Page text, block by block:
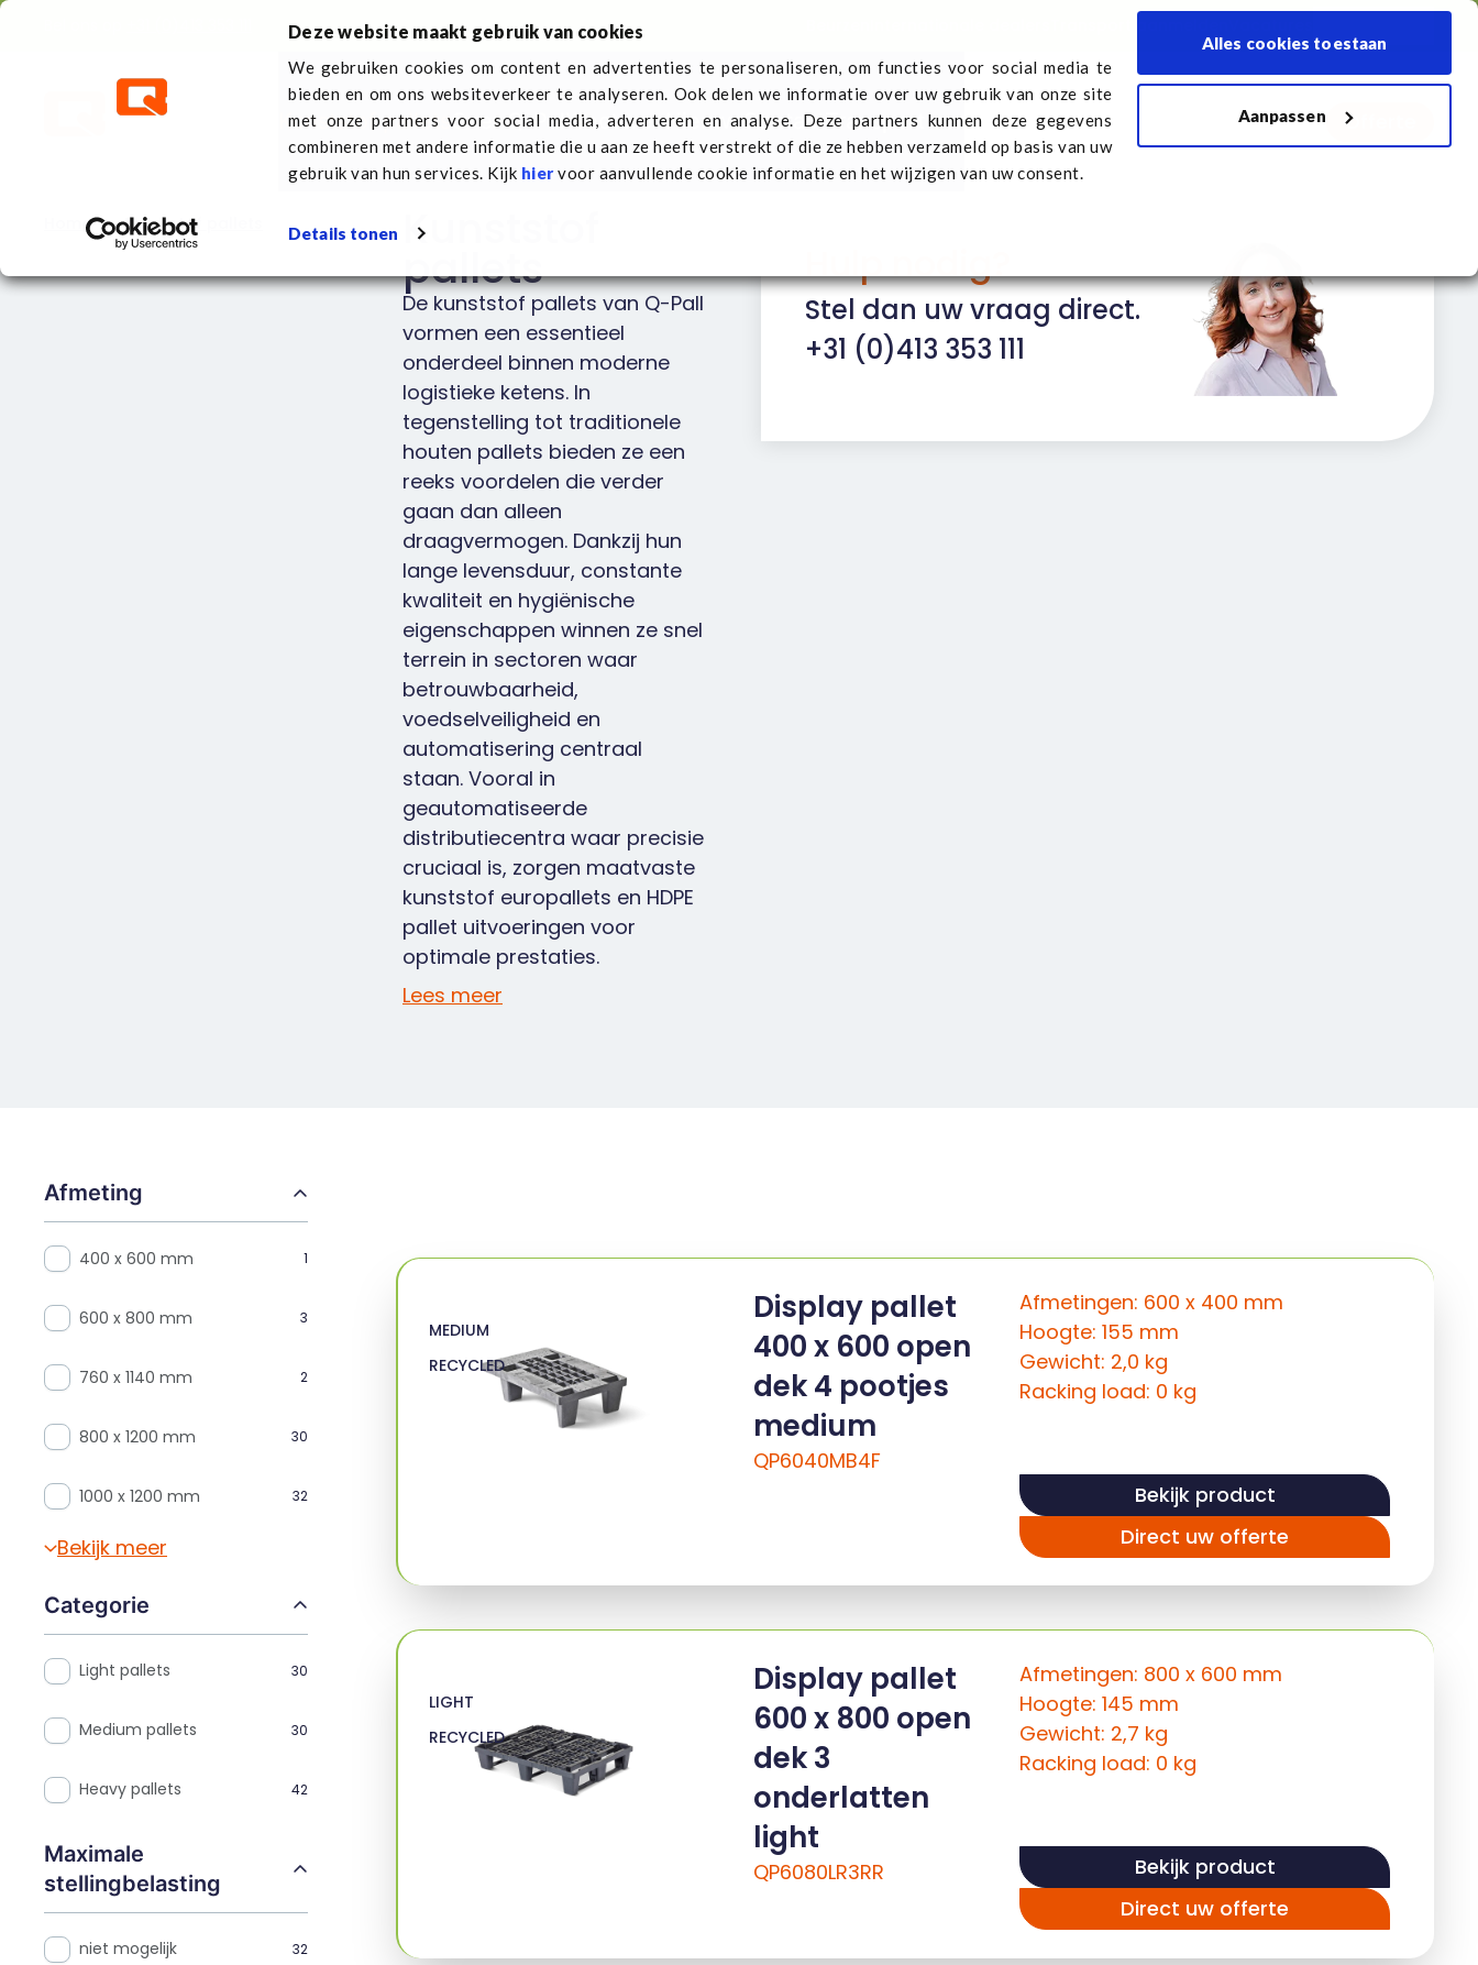
Deze website maakt gebruik van cookies
We gebruiken cookies om content en advertenties te personaliseren, om functies voor social media te
bieden en om ons websiteverkeer te analyseren. Ook delen we informatie over uw gebruik van onze site
met onze partners voor social media, adverteren en analyse. Deze partners kunnen deze gegevens
combineren met andere informatie die u aan ze heeft verstrekt of die ze hebben verzameld op basis van uw
gebruik van hun services. Kijk hiervoor aanvullende cookie informatie en het wijzigen van uw consent.
Details tonen
Alles cookies toestaan
Aanpassen
Kunststof palletsOver Q-PallSectorenNieuwsContactTransport aanmeldenVacatures Offerte
Home Kunststof pallets Kunststof
pallets
De kunststof pallets van Q-Pall
vormen een essentieel
onderdeel binnen moderne
logistieke ketens. In
tegenstelling tot traditionele
houten pallets bieden ze een
reeks voordelen die verder
gaan dan alleen
draagvermogen. Dankzij hun
lange levensduur, constante
kwaliteit en hygiënische
eigenschappen winnen ze snel
terrein in sectoren waar
betrouwbaarheid,
voedselveiligheid en
automatisering centraal
staan. Vooral in
geautomatiseerde
distributiecentra waar precisie
cruciaal is, zorgen maatvaste
kunststof europallets en HDPE
pallet uitvoeringen voor
optimale prestaties.
Lees meer
Hulp nodig?
Stel dan uw vraag direct.
+31 (0)413 353 111
Afmeting
400 x 600 mm 1
600 x 800 mm 3
760 x 1140 mm 2
800 x 1200 mm 30
1000 x 1200 mm 32
Bekijk meer
Categorie
Light pallets 30
Medium pallets 30
Heavy pallets 42
Maximale
stellingbelasting
niet mogelijk 32
MEDIUM
RECYCLED
Display pallet
400 x 600 open
dek 4 pootjes
medium
QP6040MB4F
Afmetingen: 600 x 400 mm
Hoogte: 155 mm
Gewicht: 2,0 kg
Racking load: 0 kg
Bekijk product
Direct uw offerte
LIGHT
RECYCLED
Display pallet
600 x 800 open
dek 3
onderlatten
light
QP6080LR3RR
Afmetingen: 800 x 600 mm
Hoogte: 145 mm
Gewicht: 2,7 kg
Racking load: 0 kg
Bekijk product
Direct uw offerte